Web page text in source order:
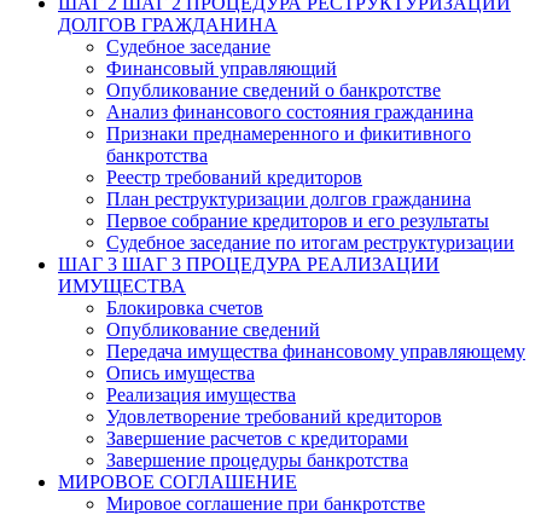
ДОЛГОВ ГРАЖДАНИНА
Судебное заседание
Финансовый управляющий
Опубликование сведений о банкротстве
Анализ финансового состояния гражданина
Признаки преднамеренного и фикитивного
банкротства
Реестр требований кредиторов
План реструктуризации долгов гражданина
Первое собрание кредиторов и его результаты
Судебное заседание по итогам реструктуризации
ШАГ 3 ШАГ 3 ПРОЦЕДУРА РЕАЛИЗАЦИИ
ИМУЩЕСТВА
Блокировка счетов
Опубликование сведений
Передача имущества финансовому управляющему
Опись имущества
Реализация имущества
Удовлетворение требований кредиторов
Завершение расчетов с кредиторами
Завершение процедуры банкротства
МИРОВОЕ СОГЛАШЕНИЕ
Мировое соглашение при банкротстве